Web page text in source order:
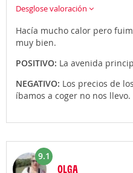
Desglose valoración
Hacía mucho calor pero
muy bien.
POSITIVO: La avenida
NEGATIVO: Los precios de
íbamos a coger no nos llevo.
9.1
OLGA